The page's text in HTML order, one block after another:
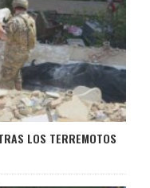
LOS TERREMOTOS